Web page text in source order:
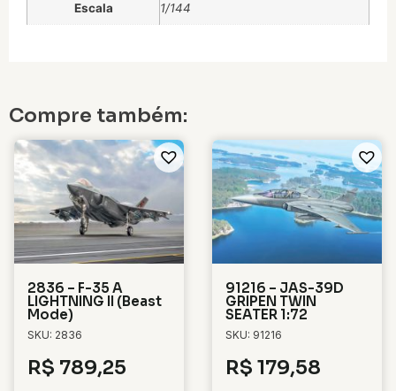
Escala 1/144
Compre também:
2836 – F-35 A
LIGHTNING II (Beast
Mode)
SKU: 2836
R$ 789,25
91216 – JAS-39D
GRIPEN TWIN
SEATER 1:72
SKU: 91216
R$ 179,58